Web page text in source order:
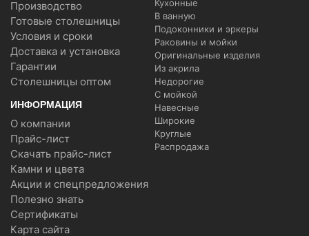
Производство
Готовые столешницы
Условия и сроки
Доставка и установка
Гарантии
Столешницы оптом
ИНФОРМАЦИЯ
О компании
Прайс-лист
Скачать прайс-лист
Камни и цвета
Акции и спецпредложения
Полезно знать
Сертификаты
Карта сайта
Кухонные
В ванную
Подоконники и эркеры
Раковины и мойки
Оригинальные изделия
Из акрила
Недорогие
С мойкой
Навесные
Широкие
Круглые
Распродажа